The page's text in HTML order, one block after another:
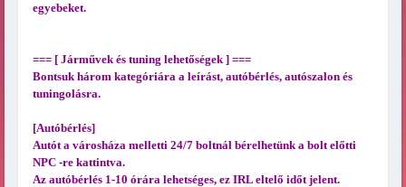
egyebeket.
=== [ Járművek és tuning lehetőségek ] ===
Bontsuk három kategóriára a leírást, autóbérlés, autószalon és
tuningolásra.
[Autóbérlés]
Autót a városháza melletti 24/7 boltnál bérelhetünk a bolt előtti
NPC -re kattintva.
Az autóbérlés 1-10 órára lehetséges, ez IRL eltelő időt jelent.